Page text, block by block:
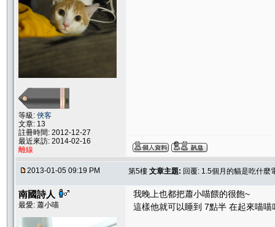
等級: 俠客
文章: 13
註冊時間: 2012-12-27
最近來訪: 2014-02-16
離線
2013-01-05 09:19 PM 第5樓 文章主題: 回覆: 1.5個月的貓是吃什麼
南國詩人
最愛: 蕭小喵
我晚上也都把蕭小喵餵的很飽~
這樣他就可以睡到 7點半 在起來喵喵